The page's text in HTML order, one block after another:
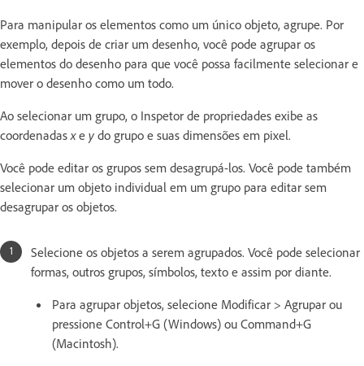
Para manipular os elementos como um único objeto, agrupe. Por
exemplo, depois de criar um desenho, você pode agrupar os
elementos do desenho para que você possa facilmente selecionar e
mover o desenho como um todo.
Ao selecionar um grupo, o Inspetor de propriedades exibe as
coordenadas xe y do grupo e suas dimensões em pixel.
Você pode editar os grupos sem desagrupá-los. Você pode também
selecionar um objeto individual em um grupo para editar sem
desagrupar os objetos.
Selecione os objetos a serem agrupados. Você pode selecionar
formas, outros grupos, símbolos, texto e assim por diante.
Para agrupar objetos, selecione Modificar > Agrupar ou
pressione Control+G (Windows) ou Command+G
(Macintosh).